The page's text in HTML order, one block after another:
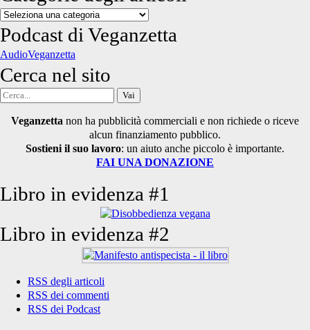
Categorie
degli
articoli
Podcast di Veganzetta
AudioVeganzetta
Cerca nel sito
Cerca
Veganzetta non ha pubblicità commerciali e non richiede o riceve
alcun finanziamento pubblico.
Sostieni il suo lavoro: un aiuto anche piccolo è importante.
FAI UNA DONAZIONE
Libro in evidenza #1
Libro in evidenza #2
RSS degli articoli
RSS dei commenti
RSS dei Podcast